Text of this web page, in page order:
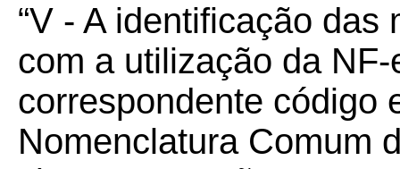
“V - A identificação
com a utilização da
correspondente código
Nomenclatura Comum